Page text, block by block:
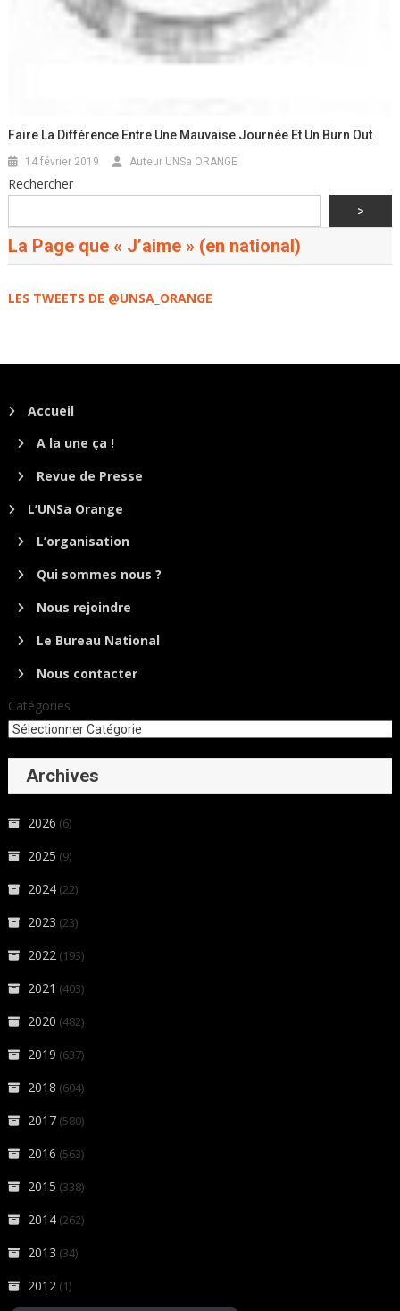
Faire La Différence Entre Une Mauvaise Journée Et Un Burn Out
14 février 2019 Auteur UNSa ORANGE
Rechercher
>
La Page que « J’aime » (en national)
LES TWEETS DE @UNSA_ORANGE
Accueil
A la une ça !
Revue de Presse
L’UNSa Orange
L’organisation
Qui sommes nous ?
Nous rejoindre
Le Bureau National
Nous contacter
Catégories
Archives
2026 (6)
2025 (9)
2024 (22)
2023 (23)
2022 (193)
2021 (403)
2020 (482)
2019 (637)
2018 (604)
2017 (580)
2016 (563)
2015 (338)
2014 (262)
2013 (34)
2012 (1)